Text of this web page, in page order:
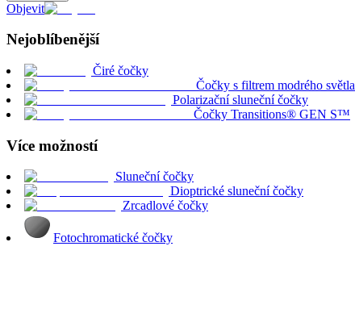
Objevit
Nejoblíbenější
Čiré čočky
Čočky s filtrem modrého světla
Polarizační sluneční čočky
Čočky Transitions® GEN S™
Více možností
Sluneční čočky
Dioptrické sluneční čočky
Zrcadlové čočky
Fotochromatické čočky